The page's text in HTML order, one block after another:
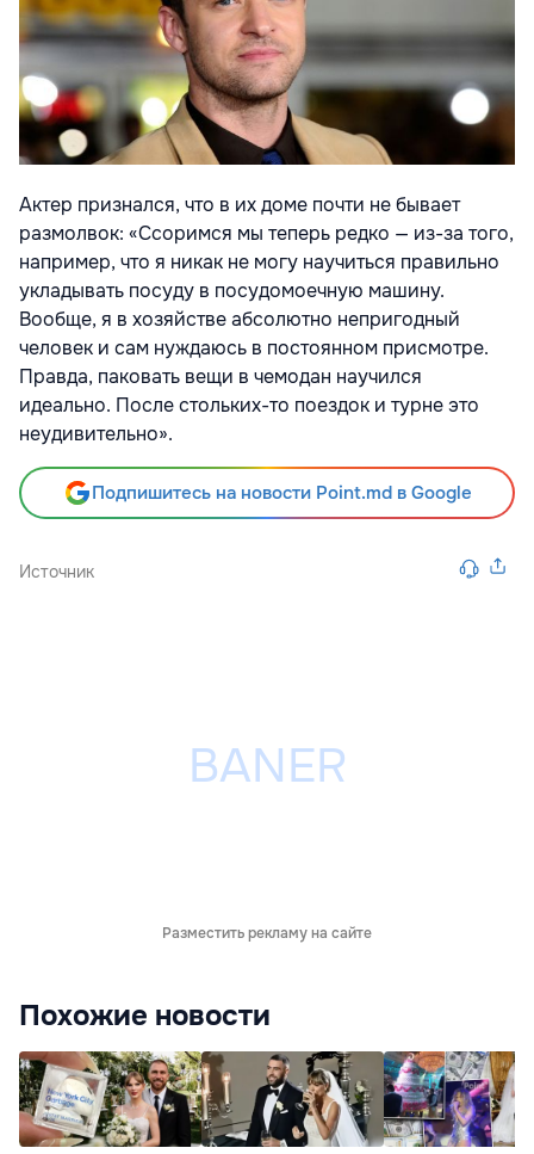
Актер признался, что в их доме почти не бывает
размолвок: «Ссоримся мы теперь редко — из-за того,
например, что я никак не могу научиться правильно
укладывать посуду в посудомоечную машину.
Вообще, я в хозяйстве абсолютно непригодный
человек и сам нуждаюсь в постоянном присмотре.
Правда, паковать вещи в чемодан научился
идеально. После стольких-то поездок и турне это
неудивительно».
Подпишитесь на новости Point.md в Google
Источник
Разместить рекламу на сайте
Похожие новости